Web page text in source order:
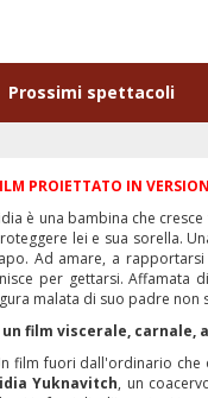
Prossimi spettacoli
PROIETTATO IN
è una bambina che
lei e sua sorella.
Ad amare, a
per gettarsi. Affamata
malata di suo padre non
un film viscerale,
film fuori dall'ordinario che
Yuknavitch, un